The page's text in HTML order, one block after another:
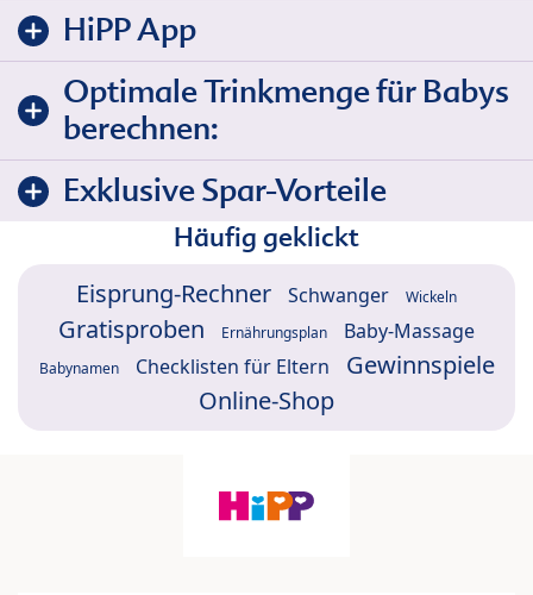
HiPP App
Optimale Trinkmenge für Babys
berechnen:
Exklusive Spar-Vorteile
Häufig geklickt
Eisprung-Rechner Schwanger Wickeln
Gratisproben Ernährungsplan Baby-Massage
Babynamen Checklisten für Eltern
Gewinnspiele
Online-Shop